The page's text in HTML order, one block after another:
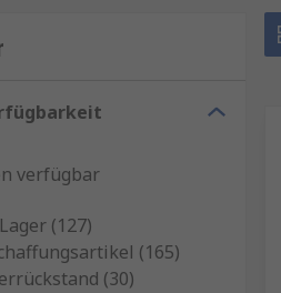
verfügbar
(127)
(165)
(30)